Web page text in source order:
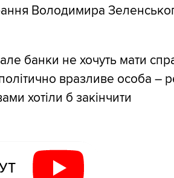
Володимира
банки не хочуть мати
вразливе особа –
хотіли б закінчити